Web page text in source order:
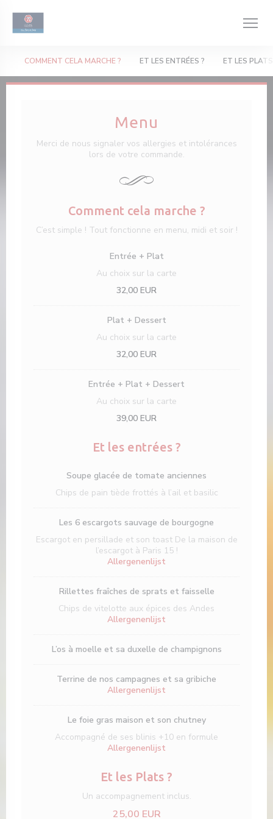
Menu
Merci de nous signaler vos allergies et intolérances
lors de votre commande.
Comment cela marche ?
C’est simple ! Tout fonctionne en menu, midi et soir !
Entrée + Plat
Au choix sur la carte
32,00 EUR
Plat + Dessert
Au choix sur la carte
32,00 EUR
Entrée + Plat + Dessert
Au choix sur la carte
39,00 EUR
Et les entrées ?
Soupe glacée de tomate anciennes
Chips de pain tiède frottés à l’ail et basilic
Les 6 escargots sauvage de bourgogne
Escargot en persillade et son toast De la maison de
l’escargot à Paris 15 !
Allergenenlijst
Rillettes fraîches de sprats et faisselle
Chips de vitelotte aux épices des Andes
Allergenenlijst
L’os à moelle et sa duxelle de champignons
Terrine de nos campagnes et sa gribiche
Allergenenlijst
Le foie gras maison et son chutney
Accompagné de ses blinis +10 en formule
Allergenenlijst
Et les Plats ?
Un accompagnement inclus.
25,00 EUR
COMMENT CELA MARCHE ? ET LES ENTRÉES ? ET LES